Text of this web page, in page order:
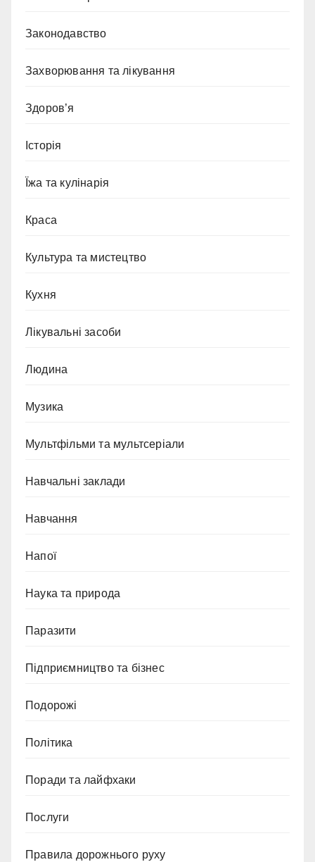
Законодавство
Захворювання та лікування
Здоров’я
Історія
Їжа та кулінарія
Краса
Культура та мистецтво
Кухня
Лікувальні засоби
Людина
Музика
Мультфільми та мультсеріали
Навчальні заклади
Навчання
Напої
Наука та природа
Паразити
Підприємництво та бізнес
Подорожі
Політика
Поради та лайфхаки
Послуги
Правила дорожнього руху